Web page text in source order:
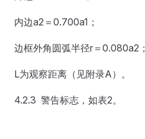
内边a2＝0.700a1；
边框外角圆弧半径r＝0.080a2；
L为观察距离（见附录A）。
4.2.3 警告标志，如表2。